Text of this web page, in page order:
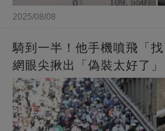
2025/08/08
騎到一半！他手機噴飛「
網眼尖揪出「偽裝太好了」